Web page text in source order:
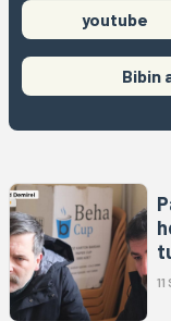
youtube
Bibin